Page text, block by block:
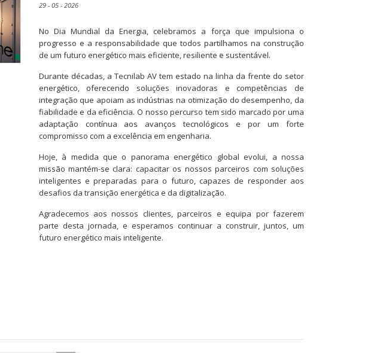
29 - 05 - 2026
No Dia Mundial da Energia, celebramos a força que impulsiona o
progresso e a responsabilidade que todos partilhamos na construção
de um futuro energético mais eficiente, resiliente e sustentável.
Durante décadas, a Tecnilab AV tem estado na linha da frente do setor
energético, oferecendo soluções inovadoras e competências de
integração que apoiam as indústrias na otimização do desempenho, da
fiabilidade e da eficiência. O nosso percurso tem sido marcado por uma
adaptação contínua aos avanços tecnológicos e por um forte
compromisso com a excelência em engenharia.
Hoje, à medida que o panorama energético global evolui, a nossa
missão mantém-se clara: capacitar os nossos parceiros com soluções
inteligentes e preparadas para o futuro, capazes de responder aos
desafios da transição energética e da digitalização.
Agradecemos aos nossos clientes, parceiros e equipa por fazerem
parte desta jornada, e esperamos continuar a construir, juntos, um
futuro energético mais inteligente.